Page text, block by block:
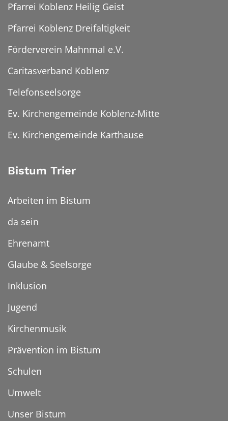
Pfarrei Koblenz Heilig Geist
Pfarrei Koblenz Dreifaltigkeit
Förderverein Mahnmal e.V.
Caritasverband Koblenz
Telefonseelsorge
Ev. Kirchengemeinde Koblenz-Mitte
Ev. Kirchengemeinde Karthause
Bistum Trier
Arbeiten im Bistum
da sein
Ehrenamt
Glaube & Seelsorge
Inklusion
Jugend
Kirchenmusik
Prävention im Bistum
Schulen
Umwelt
Unser Bistum